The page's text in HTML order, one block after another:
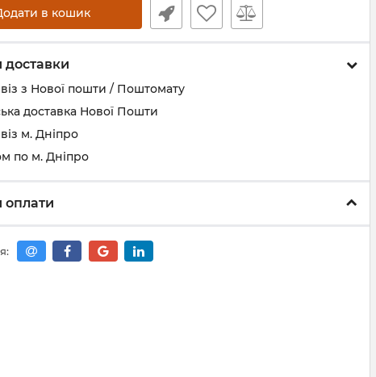
в кошик
з Нової пошти / Поштомату
доставка Нової Пошти
м. Дніпро
по м. Дніпро
оплати